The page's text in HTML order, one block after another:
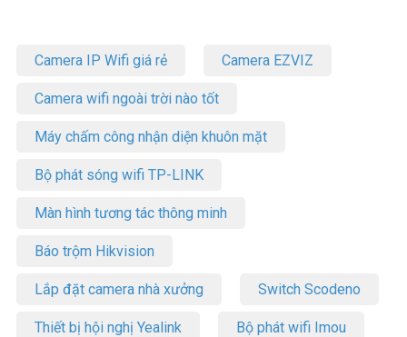
Camera IP Wifi giá rẻ Camera EZVIZ
Camera wifi ngoài trời nào tốt
Máy chấm công nhận diện khuôn mặt
Bộ phát sóng wifi TP-LINK
Màn hình tương tác thông minh
Báo trộm Hikvision
Lắp đặt camera nhà xưởng Switch Scodeno
Thiết bị hội nghị Yealink Bộ phát wifi Imou